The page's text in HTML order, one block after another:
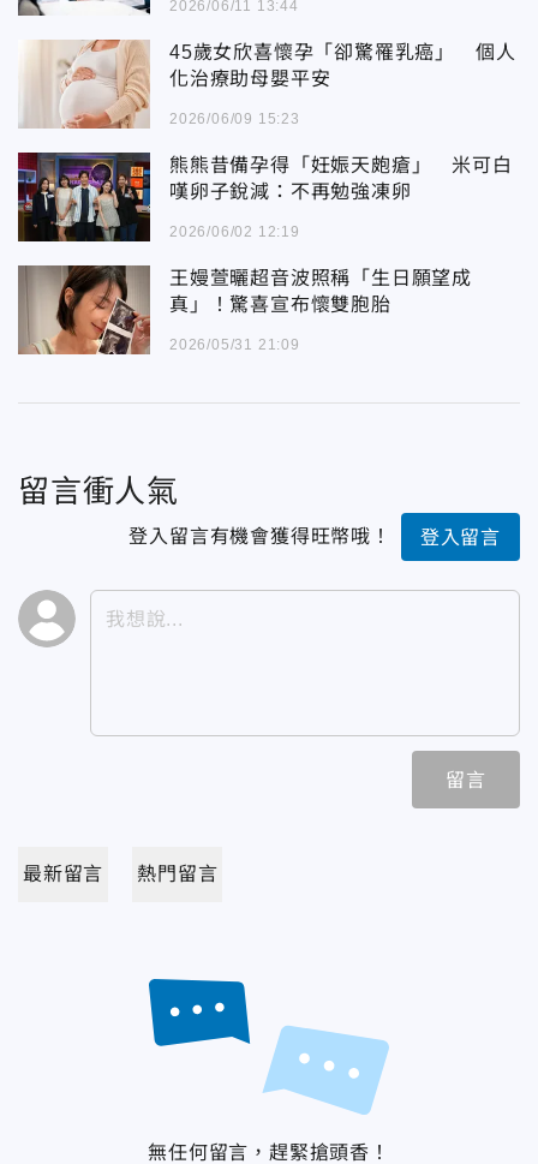
2026/06/11 13:44
45歲女欣喜懷孕「卻驚罹乳癌」 個人
化治療助母嬰平安
2026/06/09 15:23
熊熊昔備孕得「妊娠天皰瘡」 米可白
嘆卵子銳減：不再勉強凍卵
2026/06/02 12:19
王嫚萱曬超音波照稱「生日願望成
真」！驚喜宣布懷雙胞胎
2026/05/31 21:09
留言衝人氣
登入留言有機會獲得旺幣哦！ 登入留言
留言
最新留言 熱門留言
無任何留言，趕緊搶頭香！